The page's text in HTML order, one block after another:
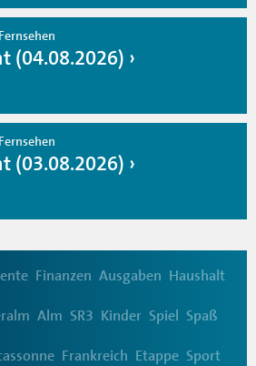
(04.08.2026)
(03.08.2026)
Finanzen Ausgaben Haushalt
Alm SR3 Kinder Spiel Spaß
Frankreich Etappe Sport